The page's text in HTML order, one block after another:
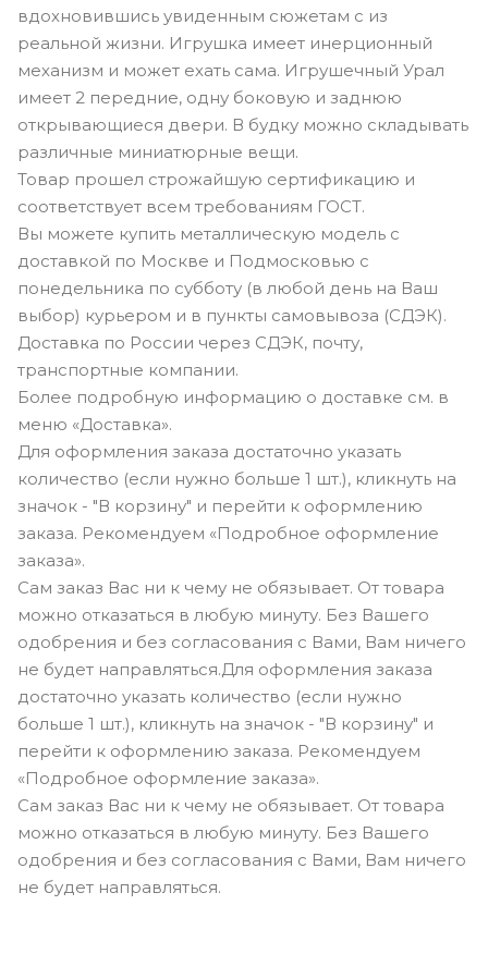
вдохновившись увиденным сюжетам с из
реальной жизни. Игрушка имеет инерционный
механизм и может ехать сама. Игрушечный Урал
имеет 2 передние, одну боковую и заднюю
открывающиеся двери. В будку можно складывать
различные миниатюрные вещи.
Товар прошел строжайшую сертификацию и
соответствует всем требованиям ГОСТ.
Вы можете купить металлическую модель с
доставкой по Москве и Подмосковью с
понедельника по субботу (в любой день на Ваш
выбор) курьером и в пункты самовывоза (СДЭК).
Доставка по России через СДЭК, почту,
транспортные компании.
Более подробную информацию о доставке см. в
меню «Доставка».
Для оформления заказа достаточно указать
количество (если нужно больше 1 шт.), кликнуть на
значок - "В корзину" и перейти к оформлению
заказа. Рекомендуем «Подробное оформление
заказа».
Сам заказ Вас ни к чему не обязывает. От товара
можно отказаться в любую минуту. Без Вашего
одобрения и без согласования с Вами, Вам ничего
не будет направляться.Для оформления заказа
достаточно указать количество (если нужно
больше 1 шт.), кликнуть на значок - "В корзину" и
перейти к оформлению заказа. Рекомендуем
«Подробное оформление заказа».
Сам заказ Вас ни к чему не обязывает. От товара
можно отказаться в любую минуту. Без Вашего
одобрения и без согласования с Вами, Вам ничего
не будет направляться.